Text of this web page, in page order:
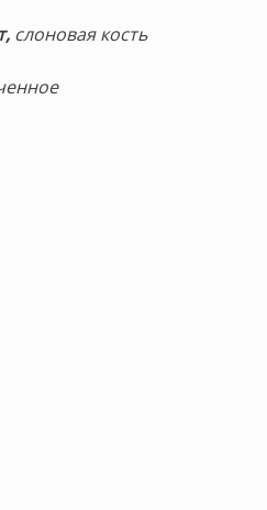
, слоновая кость